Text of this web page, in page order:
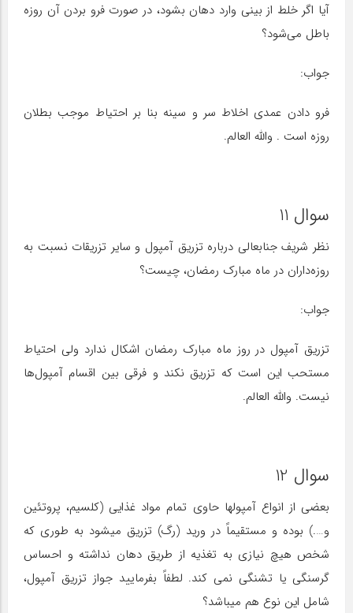
آیا اگر خلط از بینى وارد دهان بشود، در صورت فرو بردن آن روزه
باطل می‌‏شود؟
جواب:
فرو دادن عمدی اخلاط سر و سینه بنا بر احتیاط موجب بطلان
روزه است . والله العالم.
سوال 11
نظر شریف جنابعالى درباره تزریق آمپول و سایر تزریقات نسبت به
روزه‌داران در ماه مبارک رمضان، چیست؟
جواب:
تزریق آمپول در روز ماه مبارک رمضان اشکال ندارد ولی احتیاط
مستحب این است که تزریق نکند و فرقی بین اقسام آمپول‌ها
نیست. والله العالم.
سوال 12
بعضی از انواع آمپولها حاوی تمام مواد غذایی (کلسیم، پروتئین
و….) بوده و مستقیماً در ورید (رگ) تزریق میشود به طوری که
شخص هیچ نیازی به تغذیه از طریق دهان نداشته و احساس
گرسنگی یا تشنگی نمی کند. لطفاً بفرمایید جواز تزریق آمپول،
شامل این نوع هم میباشد؟